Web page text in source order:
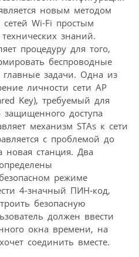
новым методом
Wi-Fi простым
знаний.
процедуру для того,
беспроводные
главные задачи. Одна из
личности сети AP
Key), требуемый для
защищенного доступа
механизм STAs к сети
с проблемой до
новая станция. Два
режиме
4-значный ПИН-код,
безопасную
должен ввести
окна времени, на
соединить вместе.